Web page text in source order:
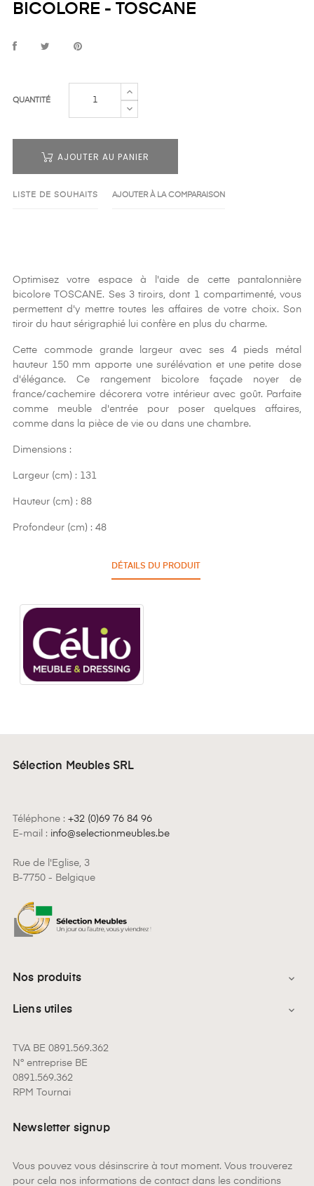
BICOLORE - TOSCANE
QUANTITÉ
AJOUTER AU PANIER
LISTE DE SOUHAITS AJOUTER À LA COMPARAISON
Optimisez votre espace à l'aide de cette pantalonnière
bicolore TOSCANE. Ses 3 tiroirs, dont 1 compartimenté, vous
permettent d'y mettre toutes les affaires de votre choix. Son
tiroir du haut sérigraphié lui confère en plus du charme.
Cette commode grande largeur avec ses 4 pieds métal
hauteur 150 mm apporte une surélévation et une petite dose
d'élégance. Ce rangement bicolore façade noyer de
france/cachemire décorera votre intérieur avec goût. Parfaite
comme meuble d'entrée pour poser quelques affaires,
comme dans la pièce de vie ou dans une chambre.
Dimensions :
Largeur (cm) : 131
Hauteur (cm) : 88
Profondeur (cm) : 48
DÉTAILS DU PRODUIT
Sélection Meubles SRL
Téléphone : +32 (0)69 76 84 96
E-mail : info@selectionmeubles.be
Rue de l'Eglise, 3
B-7750 - Belgique
Nos produits 
Liens utiles 
TVA BE 0891.569.362
N° entreprise BE
0891.569.362
RPM Tournai
Newsletter signup
Vous pouvez vous désinscrire à tout moment. Vous trouverez
pour cela nos informations de contact dans les conditions